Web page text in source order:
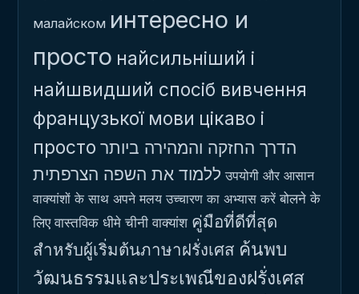
малайском интересно и
просто найсильніший і
найшвидший спосіб вивчення
французької мови цікаво і
просто הדרך החזקה והמהירה ביותר
ללמוד את השפה הצרפתית उपयोगी और आसान
वाक्यांशों के साथ अपने मलय उच्चारण का अभ्यास करें बोलने के
लिए वास्तविक धीमे चीनी वाक्यांश คู่มือที่ดีที่สุด
สำหรับผู้เริ่มต้นภาษาฝรั่งเศส ค้นพบ
วัฒนธรรมและประเพณีของฝรั่งเศส